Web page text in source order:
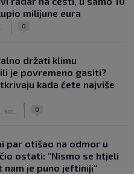
milijune eura
0
držati klimu
je povremeno gasiti?
kada ćete najviše
kol. 0
par otišao na odmor u
ostati: "Nismo se htjeli
je puno jeftiniji"